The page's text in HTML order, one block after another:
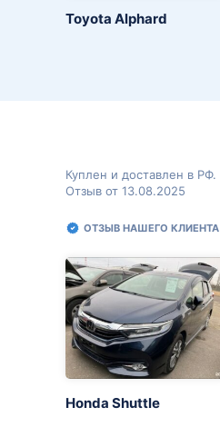
Toyota Alphard
Куплен и доставлен в РФ.
Отзыв от 13.08.2025
ОТЗЫВ НАШЕГО КЛИЕНТА
Honda Shuttle